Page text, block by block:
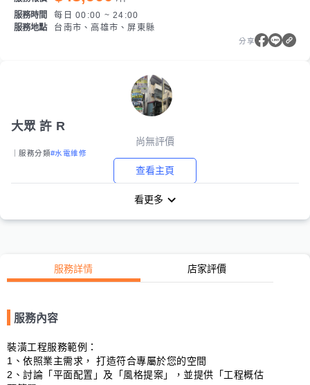
服務時間
每日 00:00 ~ 24:00
服務地點
台南市、高雄市、屏東縣
分享
大眾 許 R
尚無評價
｜服務分類#水電維修
查看主頁
看更多
服務詳情 店家評價
服務內容
裝潢工程服務範例：
1、依照業主需求， 打造符合專屬於您的空間
2、討論「平面配置」及「風格提案」，並提供「工程概估